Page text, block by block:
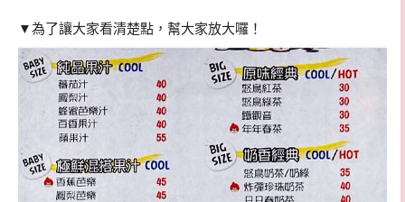
▼為了讓大家看清楚點，幫大家放大囉！